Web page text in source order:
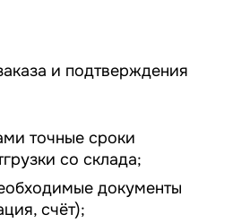
и подтверждения
точные сроки
со склада;
документы
счёт);